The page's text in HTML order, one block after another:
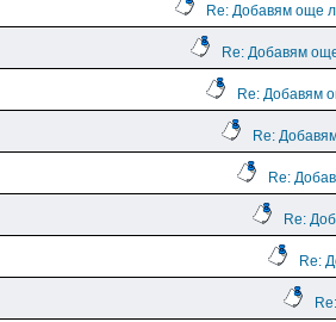
Re: Добавям още
Re: Добавям
Re: Добавям
Re:
Re:
Re:
Re: